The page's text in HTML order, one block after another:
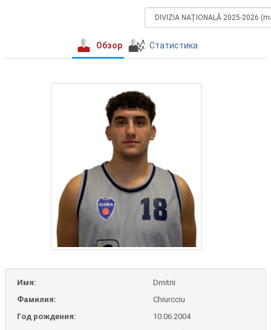
Обзор Статистика
Имя:
Dmitrii
Фамилия:
Chiurcciu
Год рождения:
10.06.2004